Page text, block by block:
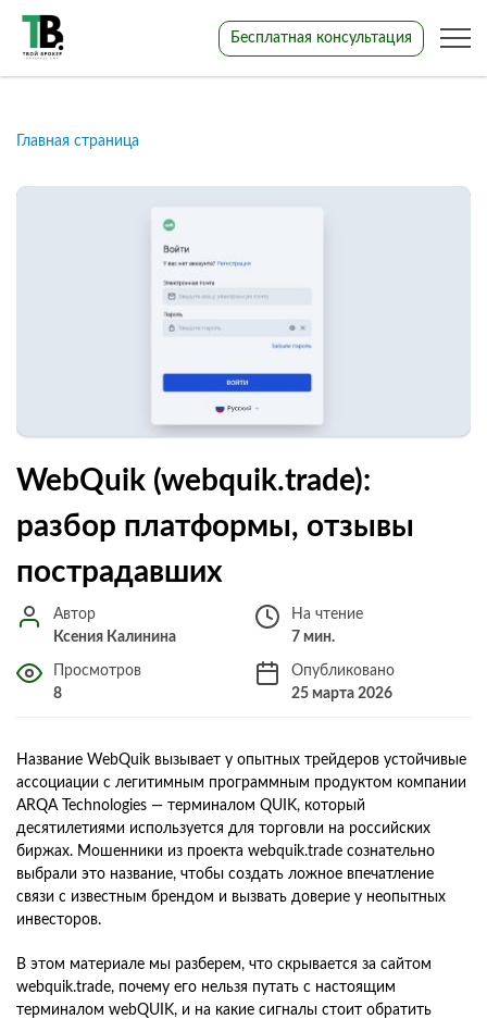
Бесплатная консультация
Главная страница
WebQuik (webquik.trade):
разбор платформы, отзывы
пострадавших
Автор
Ксения Калинина
На чтение
7 мин.
Просмотров
8
Опубликовано
25 марта 2026
Название WebQuik вызывает у опытных трейдеров устойчивые
ассоциации с легитимным программным продуктом компании
ARQA Technologies — терминалом QUIK, который
десятилетиями используется для торговли на российских
биржах. Мошенники из проекта webquik.trade сознательно
выбрали это название, чтобы создать ложное впечатление
связи с известным брендом и вызвать доверие у неопытных
инвесторов.
В этом материале мы разберем, что скрывается за сайтом
webquik.trade, почему его нельзя путать с настоящим
терминалом webQUIK, и на какие сигналы стоит обратить